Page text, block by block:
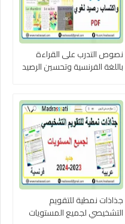
نصوص التدرب على القراءة
باللغة الفرنسية وتحسين الرصيد
جذاذات نمطية للتقويم
التشخيصي لجميع المستويات